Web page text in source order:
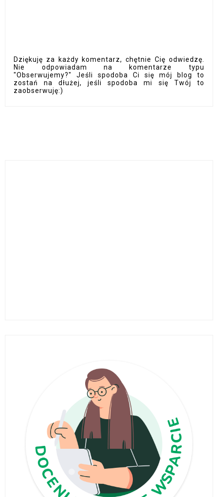
Dziękuję za każdy komentarz, chętnie Cię odwiedzę.
Nie odpowiadam na komentarze typu
"Obserwujemy?" Jeśli spodoba Ci się mój blog to
zostań na dłużej, jeśli spodoba mi się Twój to
zaobserwuję:)